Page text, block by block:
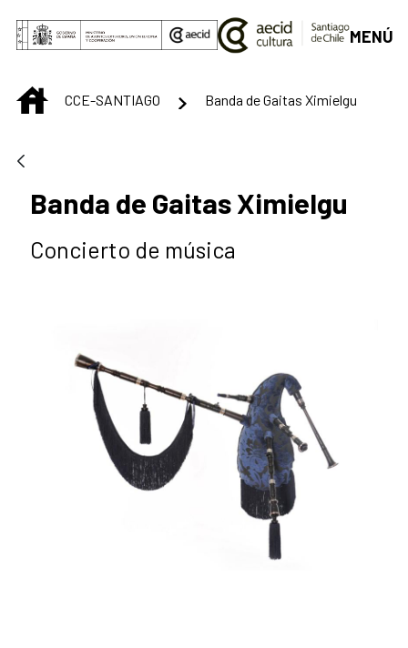
Saltar al contenido principal
MENÚ
INICIOCCE-SANTIAGO Banda de Gaitas Ximielgu
Banda de Gaitas Ximielgu
Concierto de música